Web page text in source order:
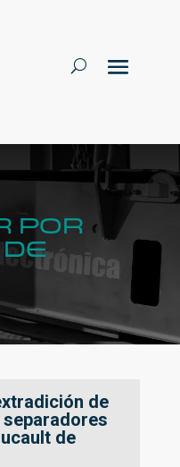
POR
DE
de
de